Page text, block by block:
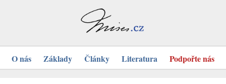
O nás Základy Články Literatura Podpořte nás